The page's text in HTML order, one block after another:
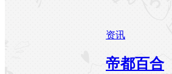
资讯
帝都百合